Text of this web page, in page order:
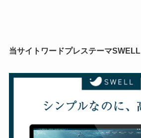
当サイトワードプレステーマSWELL